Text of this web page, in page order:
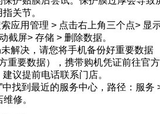
关节。
应用管理 > 点击右上角三个点> 显
截屏> 存储 > 删除数据。
解决，请您将手机备份好重要数据
重要数据），携带购机凭证前往官方
议提前电话联系门店。
中找到最近的服务中心，路径：服务
修。